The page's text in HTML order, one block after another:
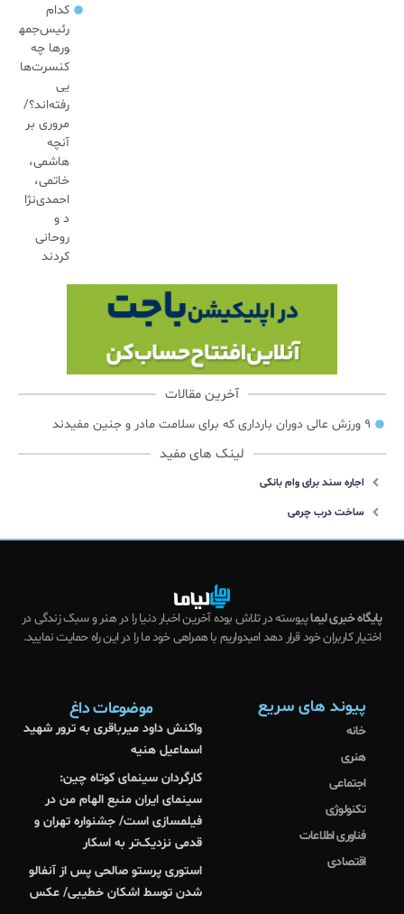
کدام
رئیس‌جمه
ورها چه
کنسرت‌ها
یی
رفته‌اند؟/
مروری بر
آنچه
هاشمی،
خاتمی،
احمدی‌نژا
د و
روحانی
کردند
آخرین مقالات
۹ ورزش عالی دوران بارداری که برای سلامت مادر و جنین مفیدند
لینک های مفید
اجاره سند برای وام بانکی
ساخت درب چرمی
پایگاه خبری لیماپیوسته در تلاش بوده آخرین اخبار دنیا را در هنر و سبک زندگی در
اختیار کاربران خود قرار دهد امیدواریم با همراهی خود ما را در این راه حمایت نمایید.
پیوند های سریع
خانه
هنری
اجتماعی
تکنولوژی
فناوری اطلاعات
اقتصادی
موضوعات داغ
واکنش داود میرباقری به ترور شهید
اسماعیل هنیه
کارگردان سینمای کوتاه چین:
سینمای ایران منبع الهام من در
فیلمسازی است/ جشنواره تهران و
قدمی نزدیک‌تر به اسکار
استوری پرستو صالحی پس از آنفالو
شدن توسط اشکان خطیبی/ عکس